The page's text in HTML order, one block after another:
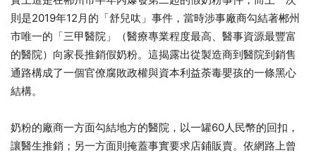
則是2019年12月的「舒兒呔」事件，當時涉事廠商勾結著郴州
市唯一的「三甲醫院」（醫療專業程度最高、醫事資源最豐富
的醫院）向家長推銷假奶粉。這揭露出從製造商到醫院到銷售
通路構成了一個官僚腐敗政權與資本利益荼毒嬰孩的一條黑心
結構。
奶粉的廠商一方面勾結地方的醫院，以一罐60人民幣的回扣，
讓醫生推銷；另一方面則掩蓋事實要求店鋪販賣。依網路上曾